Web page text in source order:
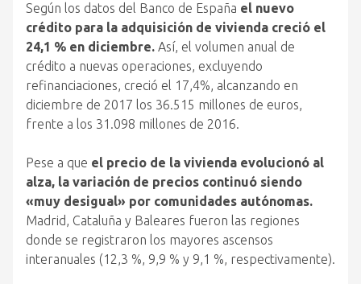
Según los datos del Banco de España el nuevo
crédito para la adquisición de vivienda creció el
24,1 % en diciembre. Así, el volumen anual de
crédito a nuevas operaciones, excluyendo
refinanciaciones, creció el 17,4%, alcanzando en
diciembre de 2017 los 36.515 millones de euros,
frente a los 31.098 millones de 2016.
Pese a que el precio de la vivienda evolucionó al
alza, la variación de precios continuó siendo
«muy desigual» por comunidades autónomas.
Madrid, Cataluña y Baleares fueron las regiones
donde se registraron los mayores ascensos
interanuales (12,3 %, 9,9 % y 9,1 %, respectivamente).